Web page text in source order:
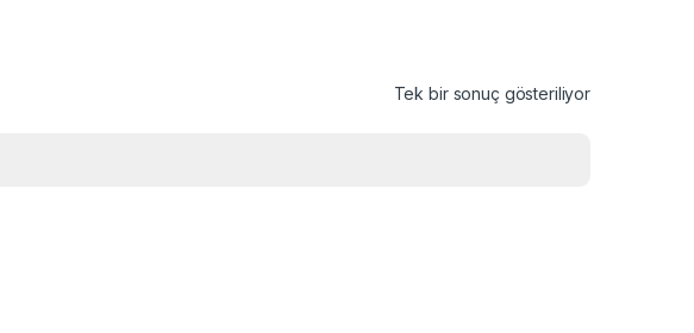
Tek bir sonuç gösteriliyor